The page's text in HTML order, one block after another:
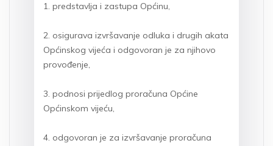
1. predstavlja i zastupa Općinu,
2. osigurava izvršavanje odluka i drugih akata
Općinskog vijeća i odgovoran je za njihovo
provođenje,
3. podnosi prijedlog proračuna Općine
Općinskom vijeću,
4. odgovoran je za izvršavanje proračuna